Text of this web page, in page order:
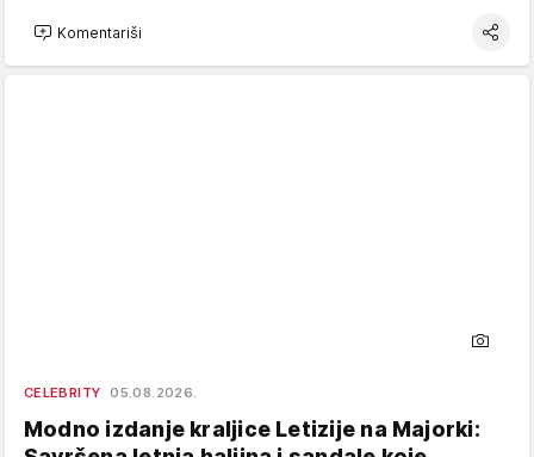
Komentariši
CELEBRITY 05.08.2026.
Modno izdanje kraljice Letizije na Majorki: